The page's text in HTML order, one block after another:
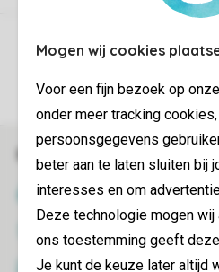
Mogen wij cookies
Voor een fijn bezoek op
onder meer tracking
persoonsgegevens
beter aan te laten sluiten bij
interesses en om
Deze technologie mogen
ons toestemming geeft
Je kunt de keuze later altijd
Control over your
More info and
Book online securely and
SSL certificate
Secure payment